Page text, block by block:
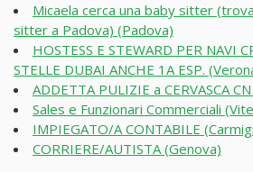
Micaela cerca una baby sitter
sitter a Padova) (Padova)
HOSTESS E STEWARD PER NAVI
STELLE DUBAI ANCHE 1A ESP.
ADDETTA PULIZIE a CERVASCA
Sales e Funzionari Commerciali
IMPIEGATO/A CONTABILE
CORRIERE/AUTISTA (Genova)